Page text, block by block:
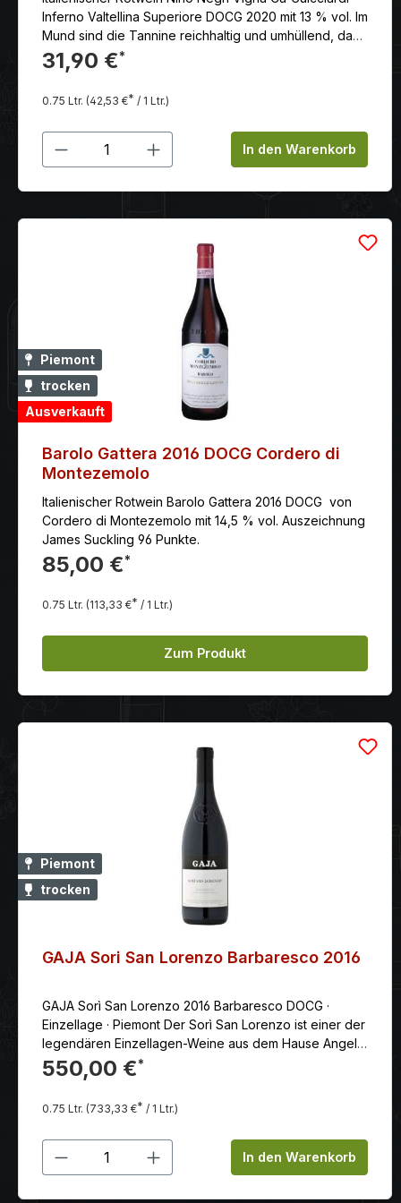
Inferno Valtellina Superiore DOCG 2020 mit 13 % vol. Im
Mund sind die Tannine reichhaltig und umhüllend, das
Ergebnis der Reifung in einer warmen und hellen
Umgebung.
31,90 €*
0.75 Ltr. (42,53 €* / 1 Ltr.)
Produkt Anzahl: Gib denIn den Warenkorb
Piemont
trocken
Ausverkauft
Barolo Gattera 2016 DOCG Cordero di
Montezemolo
Italienischer Rotwein Barolo Gattera 2016 DOCG von
Cordero di Montezemolo mit 14,5 % vol. Auszeichnung
James Suckling 96 Punkte.
85,00 €*
0.75 Ltr. (113,33 €* / 1 Ltr.)
Zum Produkt
Piemont
trocken
GAJA Sori San Lorenzo Barbaresco 2016
GAJA Sorì San Lorenzo 2016 Barbaresco DOCG ·
Einzellage · Piemont Der Sorì San Lorenzo ist einer der
legendären Einzellagen-Weine aus dem Hause Angelo
Gaja – und zählt zu den großen Referenzen des
Barbaresco. Der Jahrgang 2016 gilt im Piemont als
einer der stärksten der letzten Jahrzehnte: perfekte
Reife, präzise Struktur, enorme Lagerfähigkeit. Die
Lage Sorì San Lorenzo Der Weinberg liegt in der
Gemeinde Barbaresco und zählt zu den
renommiertesten Crus der Region. „Sorì“ bezeichnet
550,00 €*
0.75 Ltr. (733,33 €* / 1 Ltr.)
Produkt Anzahl: Gib denIn den Warenkorb